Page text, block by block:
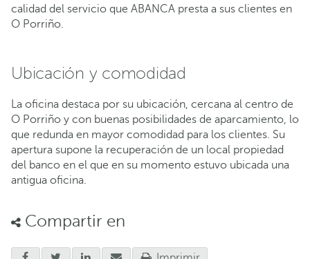
calidad del servicio que ABANCA presta a sus clientes en
O Porriño.
Ubicación y comodidad
La oficina destaca por su ubicación, cercana al centro de
O Porriño y con buenas posibilidades de aparcamiento, lo
que redunda en mayor comodidad para los clientes. Su
apertura supone la recuperación de un local propiedad
del banco en el que en su momento estuvo ubicada una
antigua oficina.
Compartir en